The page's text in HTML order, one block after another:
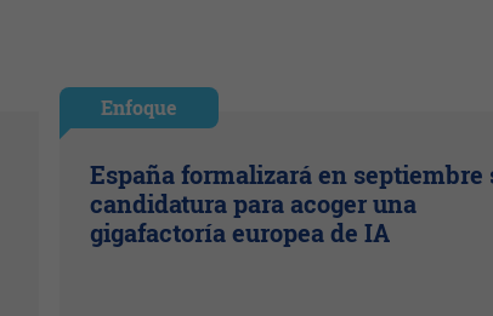
Enfoque
España formalizará en septiembre
candidatura para acoger una
gigafactoría europea de IA